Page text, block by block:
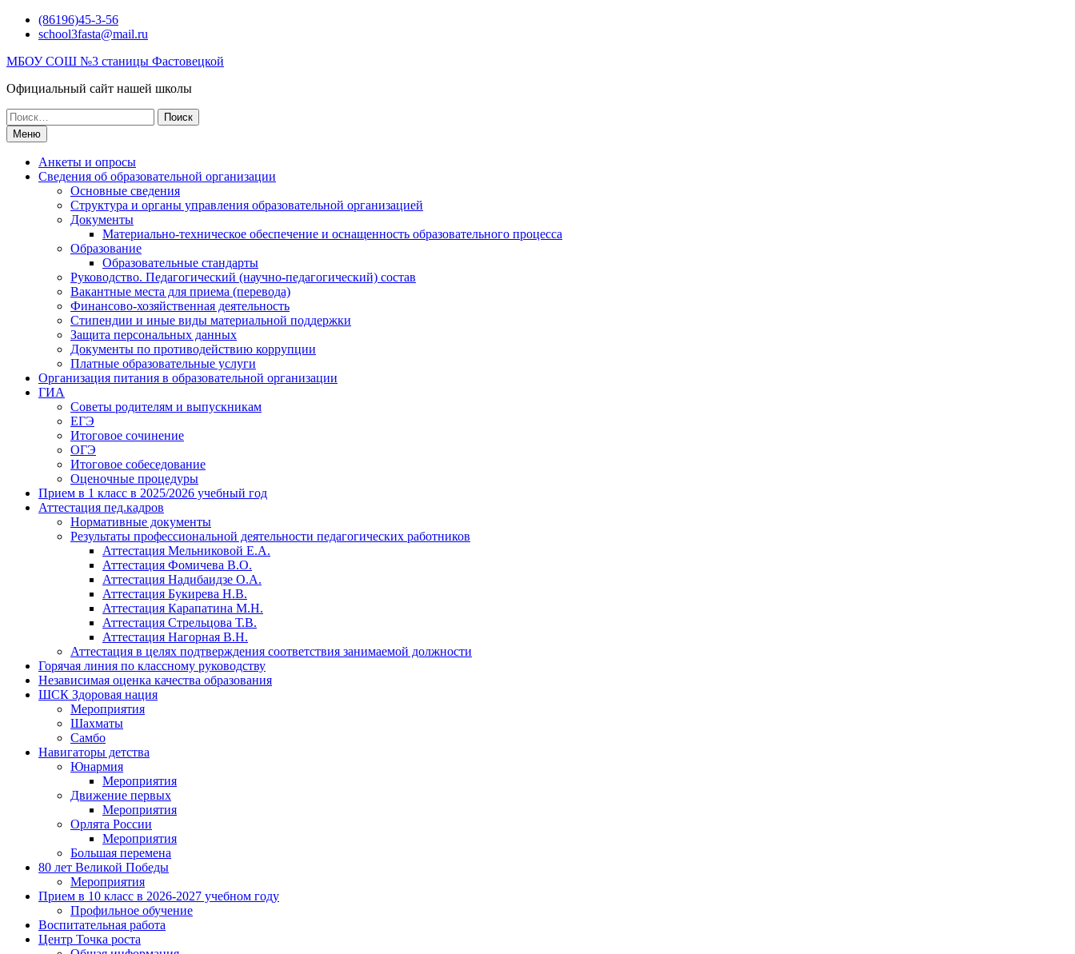
Перейти(86196)45-3-56
school3fasta@mail.ru
МБОУ СОШ №3 станицы Фастовецкой
Официальный сайт нашей школы
Поиск
по:Меню
Анкеты и опросы
Сведения об образовательной организации
Основные сведения
Структура и органы управления образовательной организацией
Документы
Материально-техническое обеспечение и оснащенность образовательного процесса
Образование
Образовательные стандарты
Руководство. Педагогический (научно-педагогический) состав
Вакантные места для приема (перевода)
Финансово-хозяйственная деятельность
Стипендии и иные виды материальной поддержки
Защита персональных данных
Документы по противодействию коррупции
Платные образовательные услуги
Организация питания в образовательной организации
ГИА
Советы родителям и выпускникам
ЕГЭ
Итоговое сочинение
ОГЭ
Итоговое собеседование
Оценочные процедуры
Прием в 1 класс в 2025/2026 учебный год
Аттестация пед.кадров
Нормативные документы
Результаты профессиональной деятельности педагогических работников
Аттестация Мельниковой Е.А.
Аттестация Фомичева В.О.
Аттестация Надибаидзе О.А.
Аттестация Букирева Н.В.
Аттестация Карапатина М.Н.
Аттестация Стрельцова Т.В.
Аттестация Нагорная В.Н.
Аттестация в целях подтверждения соответствия занимаемой должности
Горячая линия по классному руководству
Независимая оценка качества образования
ШСК Здоровая нация
Мероприятия
Шахматы
Самбо
Навигаторы детства
Юнармия
Мероприятия
Движение первых
Мероприятия
Орлята России
Мероприятия
Большая перемена
80 лет Великой Победы
Мероприятия
Прием в 10 класс в 2026-2027 учебном году
Профильное обучение
Воспитательная работа
Центр Точка роста